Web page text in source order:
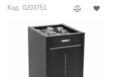
Код: 0203751